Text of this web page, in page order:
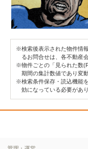
※検索後表示された物件情
るお問合せは、各不動産
※物件ごとの「見られた数
期間の集計数値であり変
※検索条件保存・読込機能
効になっている必要があり